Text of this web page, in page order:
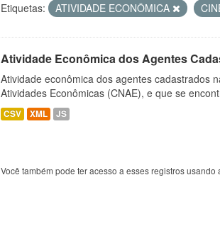
Etiquetas:
ATIVIDADE ECONÔMICA
Atividade Econômica dos Agentes
Atividade econômica dos agentes cadastrados
Atividades Econômicas (CNAE), e que se
CSV XML JS
Você também pode ter acesso a esses registros usando